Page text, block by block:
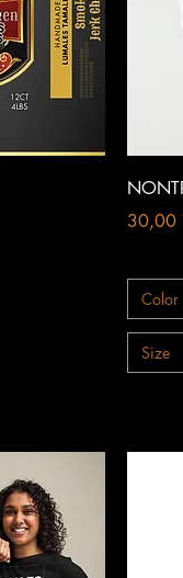
Precio
30,00
Color
Size